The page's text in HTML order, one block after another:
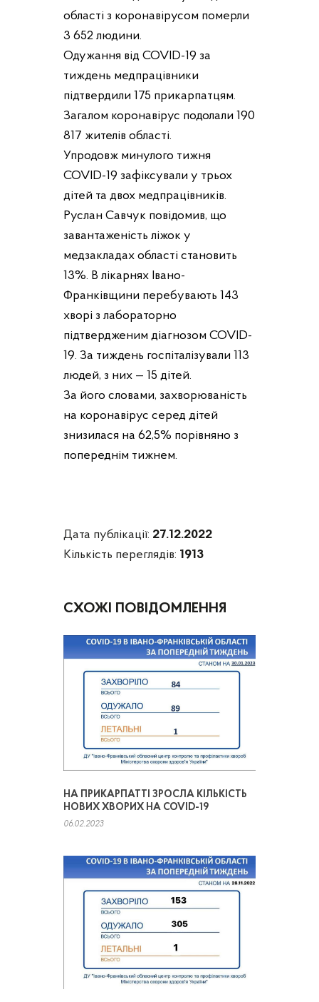
області з коронавірусом померли
3 652 людини.
Одужання від COVID-19 за
тиждень медпрацівники
підтвердили 175 прикарпатцям.
Загалом коронавірус подолали 190
817 жителів області.
Упродовж минулого тижня
COVID-19 зафіксували у трьох
дітей та двох медпрацівників.
Руслан Савчук повідомив, що
завантаженість ліжок у
медзакладах області становить
13%. В лікарнях Івано-
Франківщини перебувають 143
хворі з лабораторно
підтвердженим діагнозом COVID-
19. За тиждень госпіталізували 113
людей, з них — 15 дітей.
За його словами, захворюваність
на коронавірус серед дітей
знизилася на 62,5% порівняно з
попереднім тижнем.
Дата публікації: 27.12.2022
Кількість переглядів: 1913
СХОЖІ ПОВІДОМЛЕННЯ
НА ПРИКАРПАТТІ ЗРОСЛА КІЛЬКІСТЬ
НОВИХ ХВОРИХ НА COVID-19
06.02.2023